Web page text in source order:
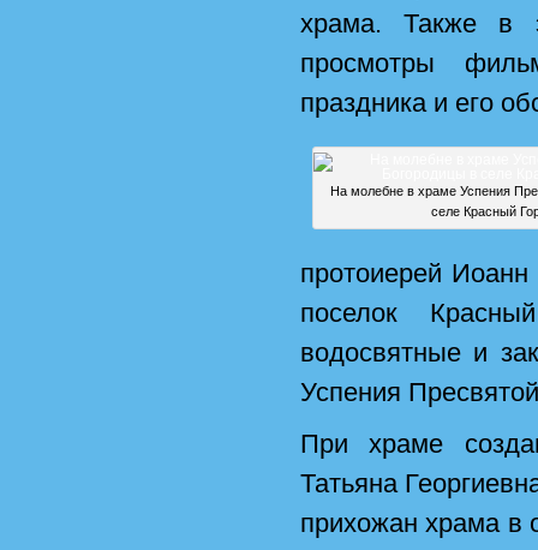
храма. Также в
просмотры
праздника и его
На молебне в храме Успения
селе Красный
протоиерей
поселок
водосвятные и
Успения
При храме
Татьяна
прихожан храма